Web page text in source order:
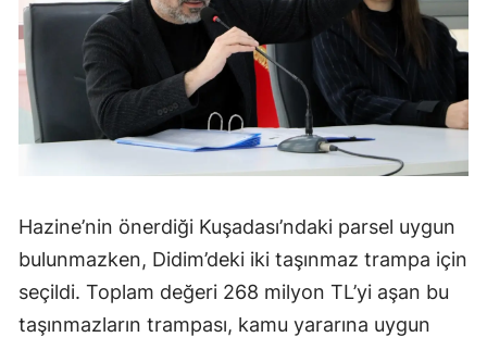
Hazine’nin önerdiği Kuşadası’ndaki parsel uygun
bulunmazken, Didim’deki iki taşınmaz trampa için
seçildi. Toplam değeri 268 milyon TL’yi aşan bu
taşınmazların trampası, kamu yararına uygun